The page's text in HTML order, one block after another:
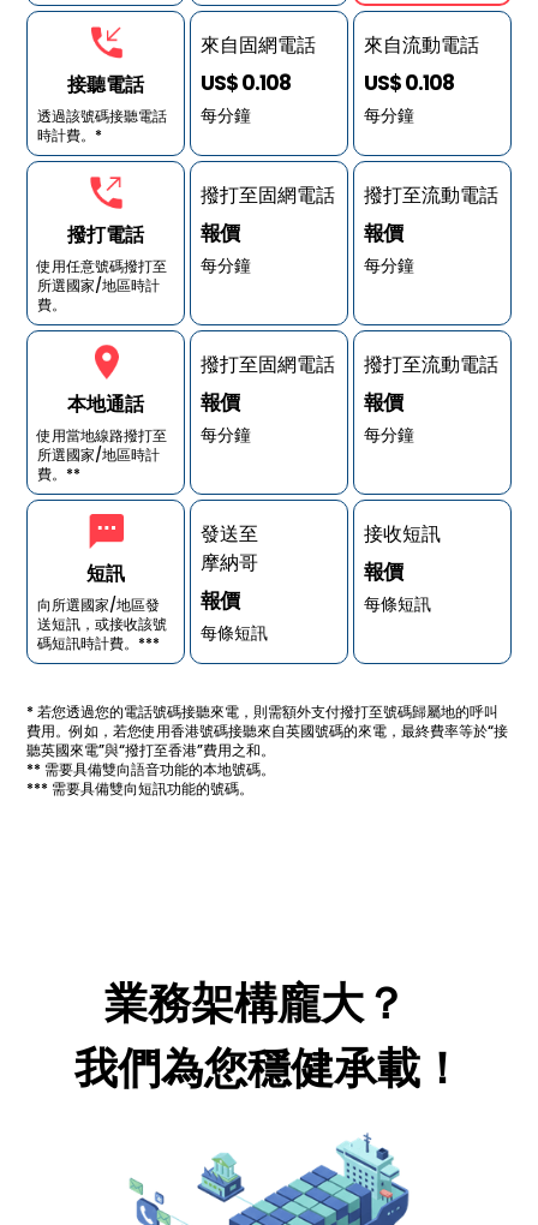
接聽電話
透過該號碼接聽電話
時計費。*
撥打電話
使用任意號碼撥打至
所選國家/地區時計
費。
本地通話
使用當地線路撥打至
所選國家/地區時計
費。**
短訊
向所選國家/地區發
送短訊，或接收該號
碼短訊時計費。***
來自固網電話
US$ 0.108
每分鐘
撥打至固網電話
報價
每分鐘
撥打至固網電話
報價
每分鐘
發送至
摩納哥
報價
每條短訊
來自流動電話
US$ 0.108
每分鐘
撥打至流動電話
報價
每分鐘
撥打至流動電話
報價
每分鐘
接收短訊
報價
每條短訊
* 若您透過您的電話號碼接聽來電，則需額外支付撥打至號碼歸屬地的呼叫
費用。例如，若您使用香港號碼接聽來自英國號碼的來電，最終費率等於“接
聽英國來電”與“撥打至香港”費用之和。
** 需要具備雙向語音功能的本地號碼。
*** 需要具備雙向短訊功能的號碼。
業務架構龐大？
我們為您穩健承載！